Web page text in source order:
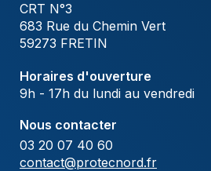
CRT N°3
683 Rue du Chemin Vert
59273 FRETIN
Horaires d'ouverture
9h - 17h du lundi au vendredi
Nous contacter
03 20 07 40 60
contact@protecnord.fr